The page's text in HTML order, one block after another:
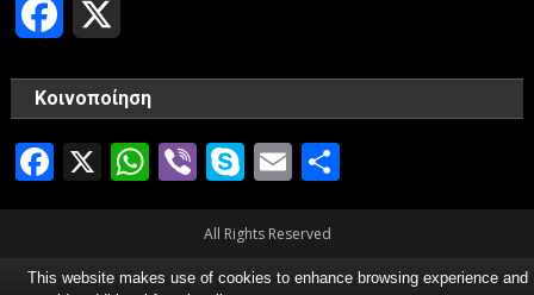
Facebook
Κοινοποίηση
Facebook
X WhatsApp
ViberSkype
Email
All Rights Reserved
This website makes use of cookies to enhance browsing experience and